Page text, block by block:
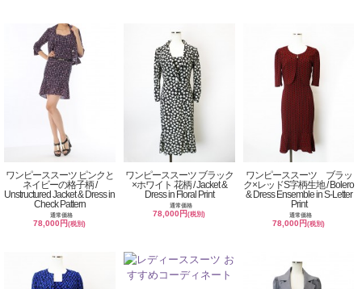
ワンピーススーツ ピンクと
ネイビーの格子柄 /
Unstructured Jacket & Dress in
Check Pattern
通常価格
78,000円(税別)
ワンピーススーツ ブラック
×ホワイト 花柄 / Jacket &
Dress in Floral Print
通常価格
78,000円(税別)
ワンピーススーツ ブラッ
ク×レッドS字柄生地 / Bolero
& Dress Ensemble in S-Letter
Print
通常価格
78,000円(税別)